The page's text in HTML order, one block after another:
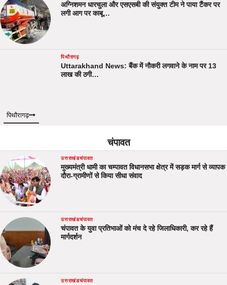
अग्निशमन धारचुला और एसएसबी की संयुक्त टीम ने पाया टैंकर पर
लगी आग पर काबू…
पिथौरागढ़
Uttarakhand News: बैंक में नौकरी लगवाने के नाम पर 13
लाख की ठगी…
पिथौरागढ़
चंपावत
उत्तराखंडचंपावत
मुख्यमंत्री धामी का चम्पावत विधानसभा क्षेत्र में सड़क मार्ग से व्यापक
दौरा-ग्रामीणों से किया सीधा संवाद
उत्तराखंडचंपावत
चंपावत के युवा प्रतिभाओं को मंच दे रहे जिलाधिकारी, कर रहे हैं
मार्गदर्शन
उत्तराखंडचंपावत